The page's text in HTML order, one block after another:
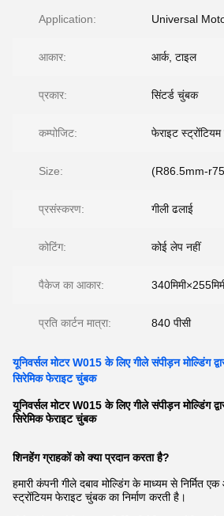
Application: Universal
आकार: आर्क, टाइल
प्रकार: सिंटर्ड चुंबक
कम्पोजिट: फेराइट स्ट्रोंटियम
Size: (R86.5mm-
प्रसंस्करण: गीली ढलाई
कोटिंग: कोई लेप नहीं
पैकेज का आकार:
प्रति कार्टन मात्रा: 840 पीसी
यूनिवर्सल मोटर W015 के लिए गीले संपीड़न मोल्डिंग
सिरेमिक फेराइट चुंबक
यूनिवर्सल मोटर W015 के लिए गीले संपीड़न मोल्डिंग
सिरेमिक फेराइट चुंबक
शिनहेंग ग्राहकों को क्या प्रदान करता है?
हमारी कंपनी गीले दबाव मोल्डिंग के माध्यम से निर्मित
स्ट्रोंटियम फेराइट चुंबक का निर्माण करती है।